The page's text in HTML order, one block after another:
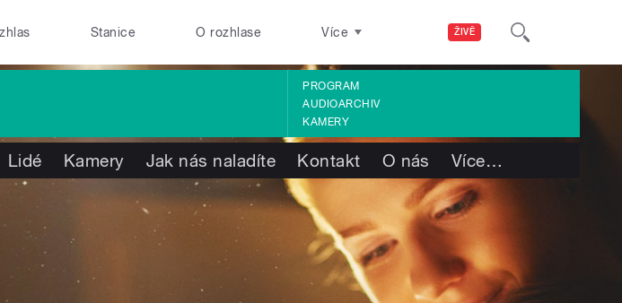
ŽIVĚ
Stanice O rozhlase Více
PROGRAM
AUDIOARCHIV
KAMERY
Lidé Kamery Jak nás naladíte Kontakt O nás Více…